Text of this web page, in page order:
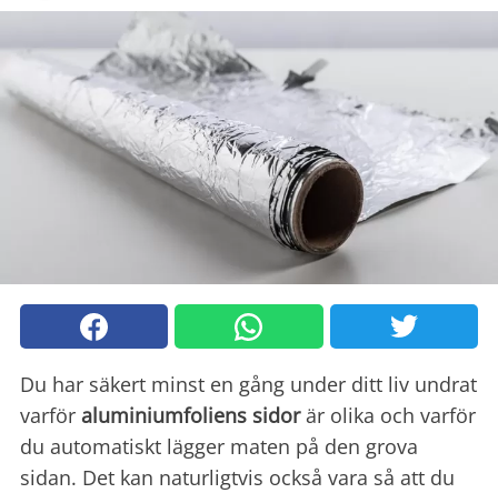
Du har säkert minst en gång under ditt liv undrat
varför aluminiumfoliens sidorär olika och varför
du automatiskt lägger maten på den grova
sidan. Det kan naturligtvis också vara så att du